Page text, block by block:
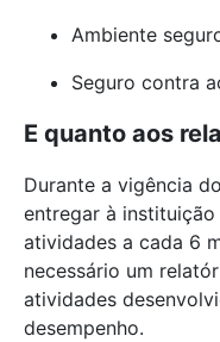
Ambiente
Seguro contra
E quanto aos
Durante a vigência
entregar à
atividades a cada 6
necessário um
atividades
desempenho.